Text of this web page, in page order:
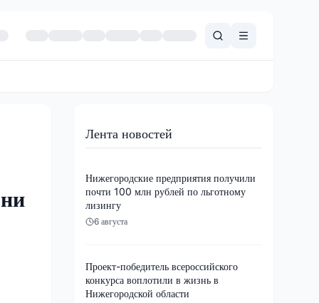
Лента новостей
Нижегородские предприятия получили
почти 100 млн рублей по льготному
лизингу
6 августа
Проект-победитель всероссийского
конкурса воплотили в жизнь в
Нижегородской области